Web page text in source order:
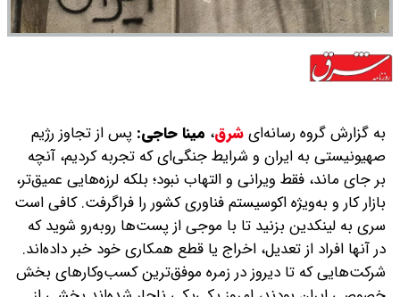
به گزارش گروه رسانه‌ایشرق، مینا حاجی: پس از تجاوز رژیم
صهیونیستی به ایران و شرایط جنگی‌ای که تجربه کردیم، آنچه
بر جای ماند، فقط ویرانی و التهاب نبود؛ بلکه لرزه‌هایی عمیق‌تر،
بازار کار و به‌ویژه اکوسیستم فناوری کشور را فراگرفت. کافی‌ است
سری به لینکدین بزنید تا با موجی از پست‌ها روبه‌رو شوید که
در آنها افراد از تعدیل، اخراج یا قطع همکاری خود خبر داده‌اند.
شرکت‌هایی که تا دیروز در زمره موفق‌ترین کسب‌وکارهای بخش